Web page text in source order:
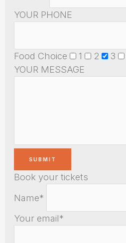
YOUR PHONE
Food Choice 1 2 3
YOUR MESSAGE
Book your tickets
Name*
Your email*